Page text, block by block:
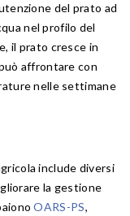
del prato ad
nel profilo del
il prato cresce in
affrontare con
nelle settimane
include diversi
la gestione
OARS-PS,